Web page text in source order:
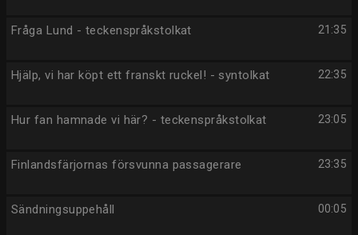
21:35
Fråga Lund - teckenspråkstolkat
22:35
Hjälp, vi har köpt ett franskt ruckel! - syntolkat
23:05
Hur fan hamnade vi här? - teckenspråkstolkat
23:35
Finlandsfärjornas försvunna passagerare
00:05
Sändningsuppehåll